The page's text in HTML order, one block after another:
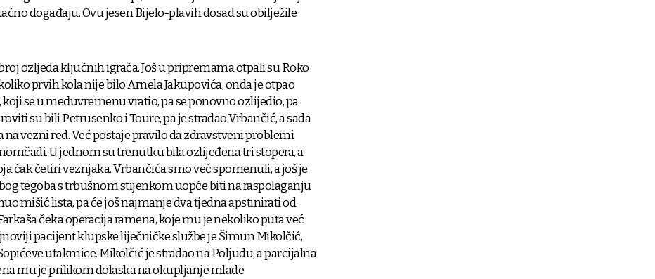
događaju. Ovu jesen Bijelo-plavih dosad su obilježile
ozljeda ključnih igrača. Još u pripremama otpali su Roko
prvih kola nije bilo Arnela Jakupovića, onda je otpao
se u međuvremenu vratio, pa se ponovno ozlijedio, pa
su bili Petrusenko i Toure, pa je stradao Vrbančić, a sada
na vezni red. Već postaje pravilo da zdravstveni problemi
U jednom su trenutku bila ozlijeđena tri stopera, a
čak četiri veznjaka. Vrbančića smo već spomenuli, a još je
tegoba s trbušnom stijenkom uopće biti na raspolaganju
mišić lista, pa će još najmanje dva tjedna apstinirati od
čeka operacija ramena, koje mu je nekoliko puta već
pacijent klupske liječničke službe je Šimun Mikolčić,
utakmice. Mikolčić je stradao na Poljudu, a parcijalna
mu je prilikom dolaska na okupljanje mlade